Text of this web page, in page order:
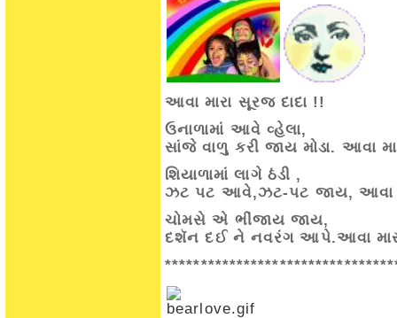
આવા મારા સૂરજ દાદા !!
ઉનાળામાં આવે વ્હેલા,
સાંજે વાળુ કરી જાય મોડા. આવા
શિયાળામાં લાગે ઠંડી ,
ઝટ પટ આવે,ઝટ-પટ જાય, આવા
ચોમસે એ ભીંજાય જાય,
દશૅન દઈ ને નવરંગ આપે.આવા